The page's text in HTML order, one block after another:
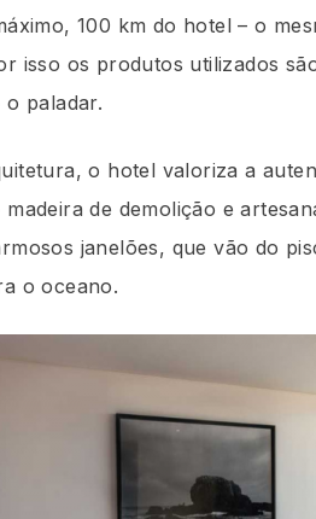
100 km do hotel – o
isso os produtos utilizados
paladar.
o hotel valoriza a
de demolição e
janelões, que vão do
o oceano.